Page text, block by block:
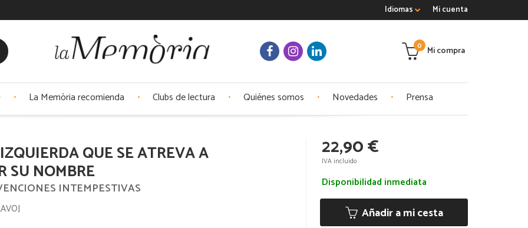
Mi cuenta
Idiomas
Mi compra
0
La Memòria recomienda Clubs de lectura Quiénes somos Novedades Prensa
QUE SE ATREVA A
SU NOMBRE
INTEMPESTIVAS
22,90 €
IVA incluido
Disponibilidad inmediata
Añadir a mi cesta